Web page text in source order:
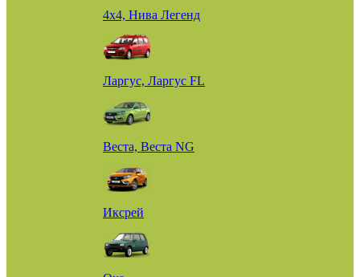
4х4, Нива Легенд
Ларгус, Ларгус FL
Веста, Веста NG
Иксрей